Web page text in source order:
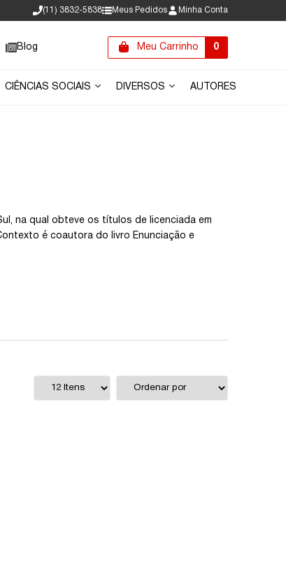
(11) 3832-5838 Meus Pedidos Minha Conta
Blog Meu Carrinho 0
CIÊNCIAS SOCIAIS DIVERSOS AUTORES
na qual obteve os títulos de licenciada em
é coautora do livro Enunciação e